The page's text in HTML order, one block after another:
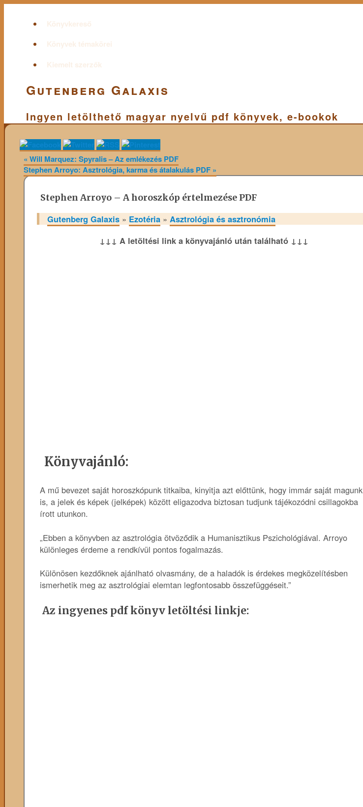
Könyvkereső
Könyvek témakörei
Kiemelt szerzők
Gutenberg Galaxis
Ingyen letölthető magyar nyelvű pdf könyvek, e-bookok
« Will Marquez: Spyralis – Az emlékezés PDF
Stephen Arroyo: Asztrológia, karma és átalakulás PDF »
Stephen Arroyo – A horoszkóp értelmezése PDF
Gutenberg Galaxis » Ezotéria » Asztrológia és asztronómia
↓↓↓ A letöltési link a könyvajánló után található ↓↓↓
Könyvajánló:
A mű bevezet saját horoszkópunk titkaiba, kinyitja azt előttünk, hogy immár saját magunk
is, a jelek és képek (jelképek) között eligazodva biztosan tudjunk tájékozódni csillagokba
írott utunkon.
„Ebben a könyvben az asztrológia ötvöződik a Humanisztikus Pszichológiával. Arroyo
különleges érdeme a rendkívül pontos fogalmazás.
Különösen kezdőknek ajánlható olvasmány, de a haladók is érdekes megközelítésben
ismerhetik meg az asztrológiai elemtan legfontosabb összefüggéseit.”
Az ingyenes pdf könyv letöltési linkje: